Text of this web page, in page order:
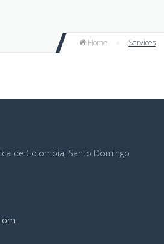
Home Services
de Colombia, Santo Domingo